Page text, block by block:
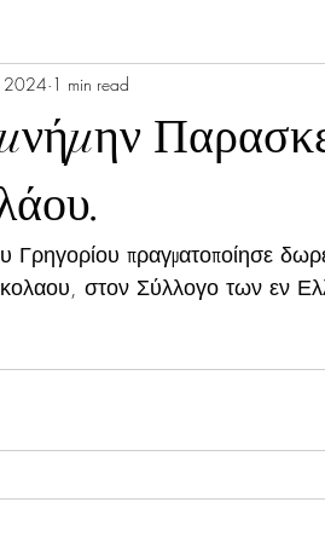
2024 1 min read
Γρηγορίου πραγματοποίησε
στον Σύλλογο των εν